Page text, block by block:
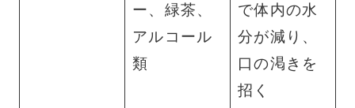
ー、緑茶、
アルコール
類
で体内の水
分が減り、
口の渇きを
招く